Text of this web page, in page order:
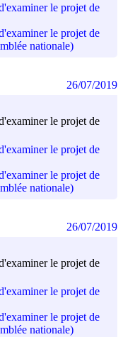
le projet de
le projet de
nationale)
le projet de
le projet de
le projet de
nationale)
26/07/2019
le projet de
le projet de
le projet de
nationale)
26/07/2019